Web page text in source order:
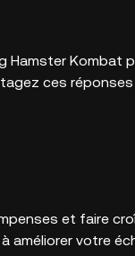
Kombat
ces
et faire
votre